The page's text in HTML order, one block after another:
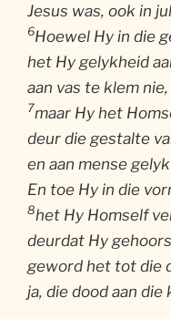
Jesus was, ook in
6Hoewel Hy in die
het Hy gelykheid
aan vas te klem nie,
7maar Hy het
deur die gestalte
en aan mense
En toe Hy in die
8het Hy Homself
deurdat Hy
geword het tot die
ja, die dood aan die